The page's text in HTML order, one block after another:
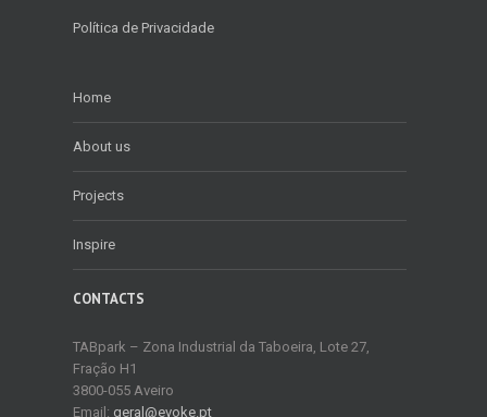
Política de Privacidade
Home
About us
Projects
Inspire
CONTACTS
TABpark – Zona Industrial da Taboeira, Lote 27,
Fração H1
3800-055 Aveiro
Email: geral@evoke.pt